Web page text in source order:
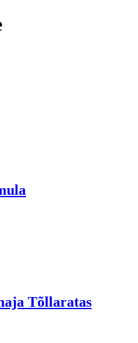
Tõllaratas